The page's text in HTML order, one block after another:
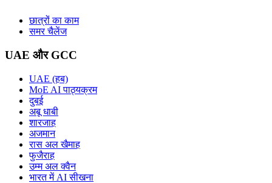
छात्रों का काम
समर चैलेंज
UAE और GCC
UAE (हब)
MoE AI पाठ्यक्रम
दुबई
अबू धाबी
शारजाह
अजमान
रास अल खैमाह
फुजैराह
उम्म अल क्वैन
भारत में AI सीखना